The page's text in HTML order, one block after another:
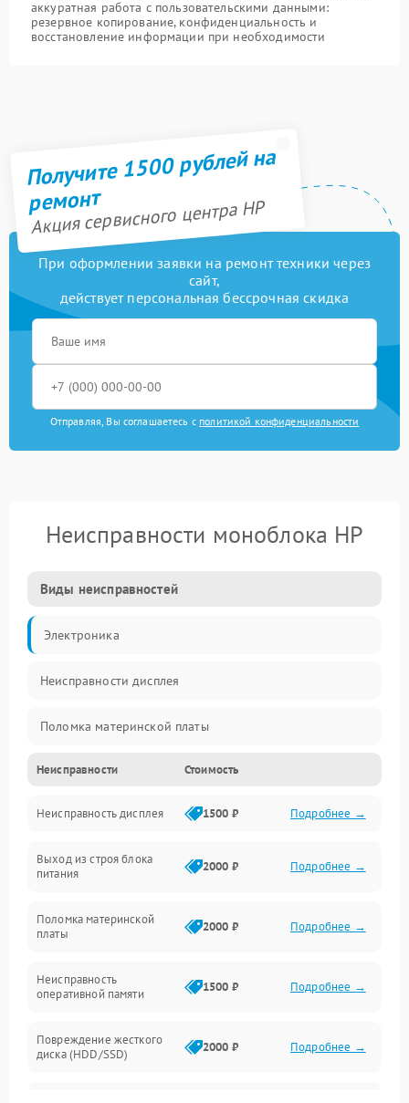
аккуратная работа с пользовательскими данными:
резервное копирование, конфиденциальность и
восстановление информации при необходимости
Получите 1500 рублей на
ремонт
Акция сервисного центра HP
При оформлении заявки на ремонт техники через
сайт,
действует персональная бессрочная скидка
Отправляя, Вы соглашаетесь с политикой конфиденциальности
Неисправности моноблока HP
Виды неисправностей
Электроника
Неисправности дисплея
Поломка материнской платы
Неисправность системы охлаждения
Неисправность BIOS
Повреждение корпуса
Повреждение разъёмов (USB, HDMI и др.)
Поломка видеокарты
Неисправности Стоимость
Неисправность дисплея 1500 ₽ Подробнее →
Выход из строя блока
питания
2000 ₽ Подробнее →
Поломка материнской
платы
2000 ₽ Подробнее →
Неисправность
оперативной памяти
1500 ₽ Подробнее →
Повреждение жесткого
диска (HDD/SSD)
2000 ₽ Подробнее →